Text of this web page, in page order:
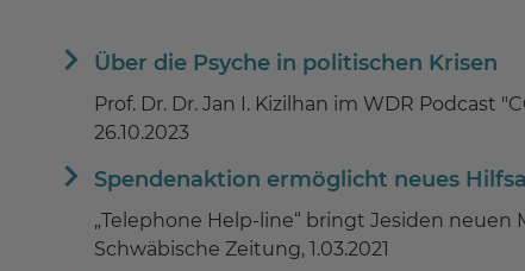
Über die Psyche in politischen Krisen
Prof. Dr. Dr. Jan I. Kizilhan im WDR Podcast
26.10.2023
Spendenaktion ermöglicht neues
„Telephone Help-line“ bringt Jesiden neuen
Schwäbische Zeitung, 1.03.2021